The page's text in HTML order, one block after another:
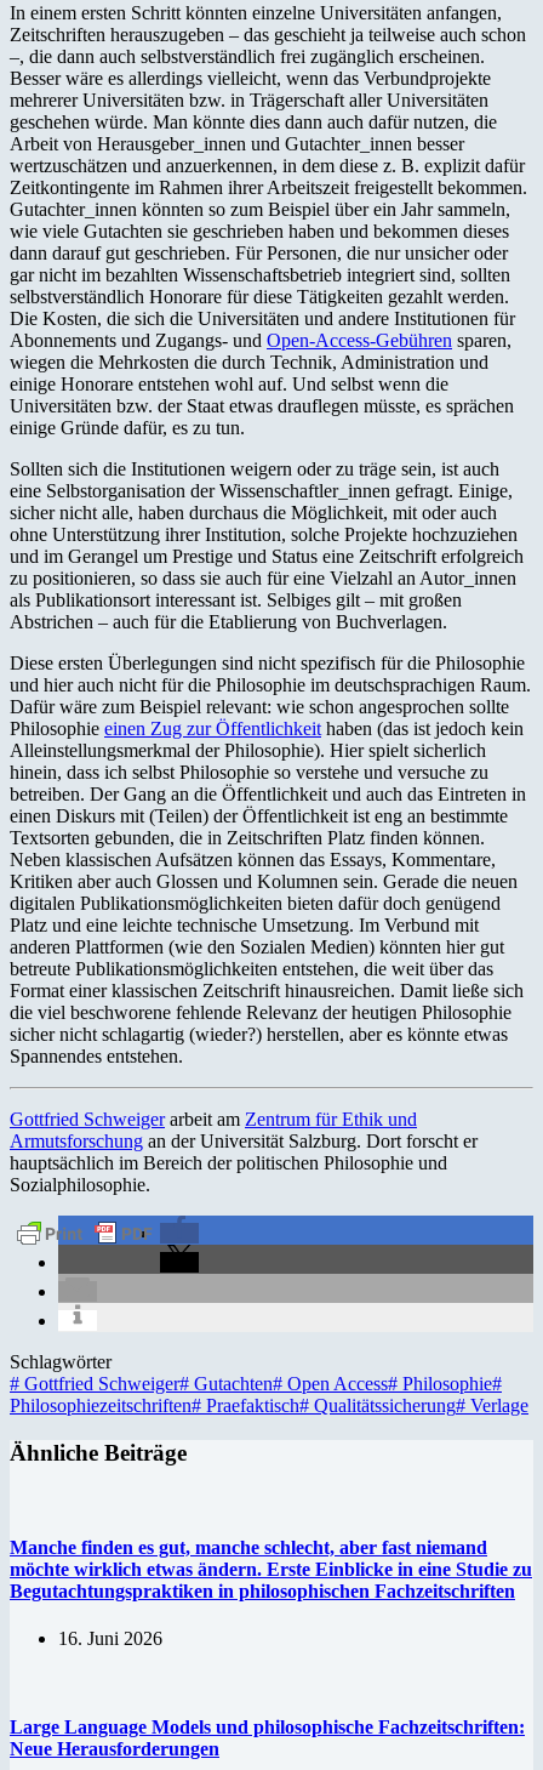
In einem ersten Schritt könnten einzelne Universitäten anfangen,
Zeitschriften herauszugeben – das geschieht ja teilweise auch schon
–, die dann auch selbstverständlich frei zugänglich erscheinen.
Besser wäre es allerdings vielleicht, wenn das Verbundprojekte
mehrerer Universitäten bzw. in Trägerschaft aller Universitäten
geschehen würde. Man könnte dies dann auch dafür nutzen, die
Arbeit von Herausgeber_innen und Gutachter_innen besser
wertzuschätzen und anzuerkennen, in dem diese z. B. explizit dafür
Zeitkontingente im Rahmen ihrer Arbeitszeit freigestellt bekommen.
Gutachter_innen könnten so zum Beispiel über ein Jahr sammeln,
wie viele Gutachten sie geschrieben haben und bekommen dieses
dann darauf gut geschrieben. Für Personen, die nur unsicher oder
gar nicht im bezahlten Wissenschaftsbetrieb integriert sind, sollten
selbstverständlich Honorare für diese Tätigkeiten gezahlt werden.
Die Kosten, die sich die Universitäten und andere Institutionen für
Abonnements und Zugangs- und Open-Access-Gebühren sparen,
wiegen die Mehrkosten die durch Technik, Administration und
einige Honorare entstehen wohl auf. Und selbst wenn die
Universitäten bzw. der Staat etwas drauflegen müsste, es sprächen
einige Gründe dafür, es zu tun.
Sollten sich die Institutionen weigern oder zu träge sein, ist auch
eine Selbstorganisation der Wissenschaftler_innen gefragt. Einige,
sicher nicht alle, haben durchaus die Möglichkeit, mit oder auch
ohne Unterstützung ihrer Institution, solche Projekte hochzuziehen
und im Gerangel um Prestige und Status eine Zeitschrift erfolgreich
zu positionieren, so dass sie auch für eine Vielzahl an Autor_innen
als Publikationsort interessant ist. Selbiges gilt – mit großen
Abstrichen – auch für die Etablierung von Buchverlagen.
Diese ersten Überlegungen sind nicht spezifisch für die Philosophie
und hier auch nicht für die Philosophie im deutschsprachigen Raum.
Dafür wäre zum Beispiel relevant: wie schon angesprochen sollte
Philosophie einen Zug zur Öffentlichkeit haben (das ist jedoch kein
Alleinstellungsmerkmal der Philosophie). Hier spielt sicherlich
hinein, dass ich selbst Philosophie so verstehe und versuche zu
betreiben. Der Gang an die Öffentlichkeit und auch das Eintreten in
einen Diskurs mit (Teilen) der Öffentlichkeit ist eng an bestimmte
Textsorten gebunden, die in Zeitschriften Platz finden können.
Neben klassischen Aufsätzen können das Essays, Kommentare,
Kritiken aber auch Glossen und Kolumnen sein. Gerade die neuen
digitalen Publikationsmöglichkeiten bieten dafür doch genügend
Platz und eine leichte technische Umsetzung. Im Verbund mit
anderen Plattformen (wie den Sozialen Medien) könnten hier gut
betreute Publikationsmöglichkeiten entstehen, die weit über das
Format einer klassischen Zeitschrift hinausreichen. Damit ließe sich
die viel beschworene fehlende Relevanz der heutigen Philosophie
sicher nicht schlagartig (wieder?) herstellen, aber es könnte etwas
Spannendes entstehen.
Gottfried Schweigerarbeit am Zentrum für Ethik und
Armutsforschung an der Universität Salzburg. Dort forscht er
hauptsächlich im Bereich der politischen Philosophie und
Sozialphilosophie.
Schlagwörter
# Gottfried Schweiger# Gutachten# Open Access# Philosophie#
Philosophiezeitschriften# Praefaktisch# Qualitätssicherung# Verlage
Ähnliche Beiträge
Manche finden es gut, manche schlecht, aber fast niemand
möchte wirklich etwas ändern. Erste Einblicke in eine Studie zu
Begutachtungspraktiken in philosophischen Fachzeitschriften
16. Juni 2026
Large Language Models und philosophische Fachzeitschriften:
Neue Herausforderungen